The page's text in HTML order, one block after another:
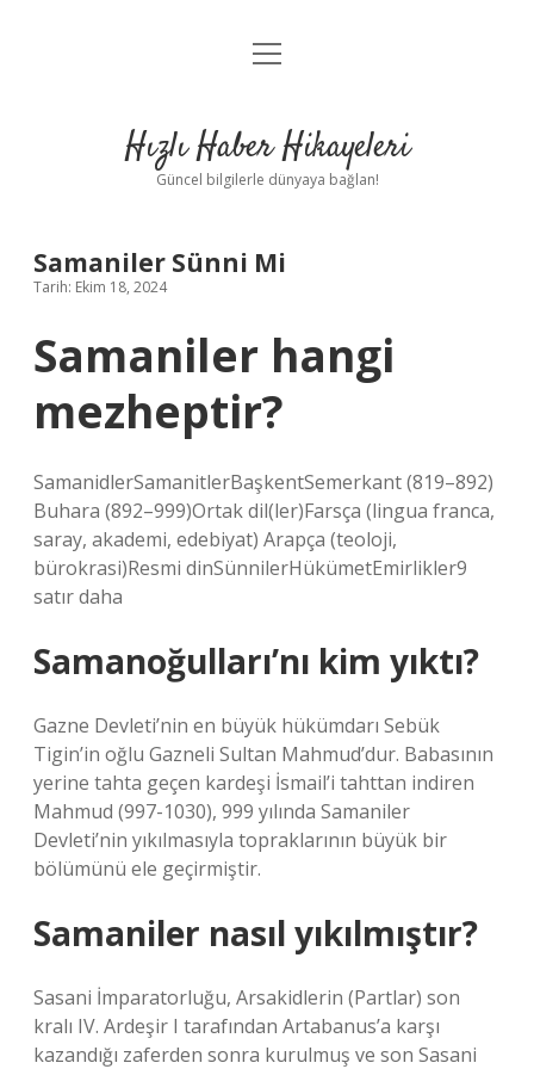
Anasayfa
Yasal Uyarı
menüyü
Hızlı Haber Hikayeleri
Güncel bilgilerle dünyaya bağlan!
Samaniler Sünni Mi
Tarih: Ekim 18, 2024
Samaniler hangi
mezheptir?
SamanidlerSamanitlerBaşkentSemerkant (819–892)
Buhara (892–999)Ortak dil(ler)Farsça (lingua franca,
saray, akademi, edebiyat) Arapça (teoloji,
bürokrasi)Resmi dinSünnilerHükümetEmirlikler9
satır daha
Samanoğulları’nı kim yıktı?
Gazne Devleti’nin en büyük hükümdarı Sebük ​​
Tigin’in oğlu Gazneli Sultan Mahmud’dur. Babasının
yerine tahta geçen kardeşi İsmail’i tahttan indiren
Mahmud (997-1030), 999 yılında Samaniler
Devleti’nin yıkılmasıyla topraklarının büyük bir
bölümünü ele geçirmiştir.
Samaniler nasıl yıkılmıştır?
Sasani İmparatorluğu, Arsakidlerin (Partlar) son
kralı IV. Ardeşir I tarafından Artabanus’a karşı
kazandığı zaferden sonra kurulmuş ve son Sasani